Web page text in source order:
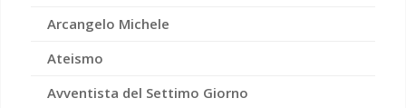
Arcangelo Michele
Ateismo
Avventista del Settimo Giorno